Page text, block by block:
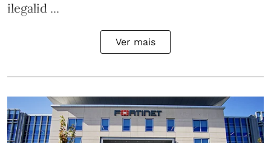
ilegalid ...
Ver mais